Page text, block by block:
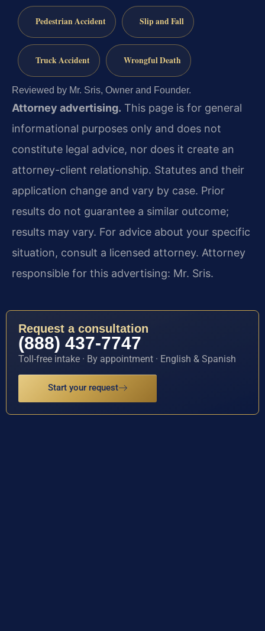
Pedestrian Accident Slip and Fall
Truck Accident Wrongful Death
Reviewed by Mr. Sris, Owner and Founder.
Attorney advertising. This page is for general
informational purposes only and does not
constitute legal advice, nor does it create an
attorney-client relationship. Statutes and their
application change and vary by case. Prior
results do not guarantee a similar outcome;
results may vary. For advice about your specific
situation, consult a licensed attorney. Attorney
responsible for this advertising: Mr. Sris.
Request a consultation
(888) 437-7747
Toll-free intake · By appointment · English & Spanish
Start your request